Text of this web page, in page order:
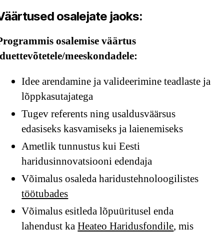
osalejate jaoks:
osalemise väärtus
meeskondadele:
Idee arendamine ja valideerimine teadlaste ja
lõppkasutajatega
Tugev referents ning usaldusväärsus
edasiseks kasvamiseks ja laienemiseks
Ametlik tunnustus kui Eesti
haridusinnovatsiooni edendaja
Võimalus osaleda haridustehnoloogilistes
töötubades
Võimalus esitleda lõpuüritusel enda
lahendust kaHeateo Haridusfondile, mis